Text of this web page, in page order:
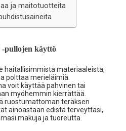
ja maitotuotteita
-pullojen käyttö
haitallisimmista materiaaleista,
polttaa merieläimiä.
voit käyttää pahvinen tai
myöhemmin kierrättää.
ruostumattoman teräksen
ainoastaan edistä terveyttäsi,
makuja ja tuoreutta.